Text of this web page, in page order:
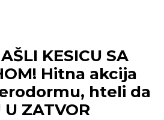
KESICU SA
Hitna akcija
hteli da
ZATVOR